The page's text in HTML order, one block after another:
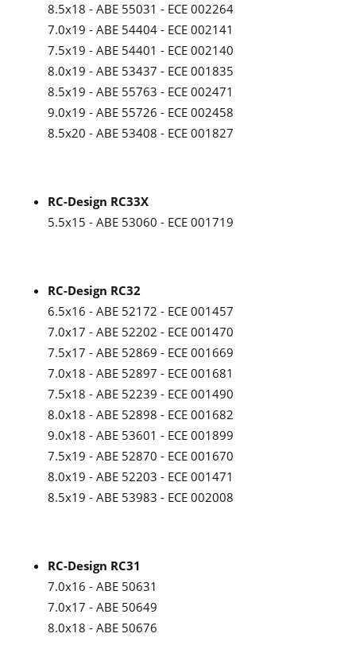
8.5x18 - ABE 55031 - ECE 002264
7.0x19 - ABE 54404 - ECE 002141
7.5x19 - ABE 54401 - ECE 002140
8.0x19 - ABE 53437 - ECE 001835
8.5x19 - ABE 55763 - ECE 002471
9.0x19 - ABE 55726 - ECE 002458
8.5x20 - ABE 53408 - ECE 001827
RC-Design RC33X
5.5x15 - ABE 53060 - ECE 001719
RC-Design RC32
6.5x16 - ABE 52172 - ECE 001457
7.0x17 - ABE 52202 - ECE 001470
7.5x17 - ABE 52869 - ECE 001669
7.0x18 - ABE 52897 - ECE 001681
7.5x18 - ABE 52239 - ECE 001490
8.0x18 - ABE 52898 - ECE 001682
9.0x18 - ABE 53601 - ECE 001899
7.5x19 - ABE 52870 - ECE 001670
8.0x19 - ABE 52203 - ECE 001471
8.5x19 - ABE 53983 - ECE 002008
RC-Design RC31
7.0x16 - ABE 50631
7.0x17 - ABE 50649
8.0x18 - ABE 50676